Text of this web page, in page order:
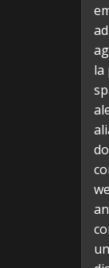
la